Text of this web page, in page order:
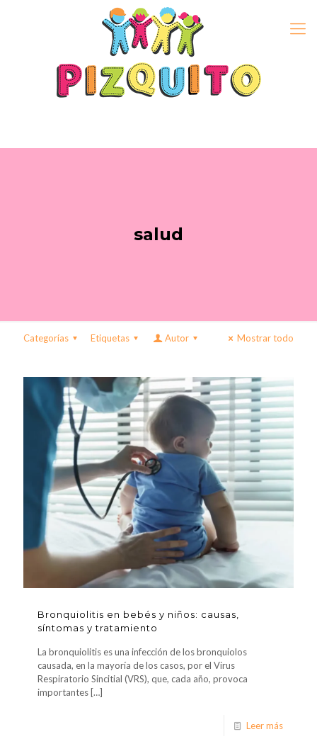
salud
Categorías Etiquetas Autor Mostrar todo
Bronquiolitis en bebés y niños: causas,
síntomas y tratamiento
La bronquiolitis es una infección de los bronquiolos
causada, en la mayoría de los casos, por el Virus
Respiratorio Sincitial (VRS), que, cada año, provoca
importantes […]
Leer más